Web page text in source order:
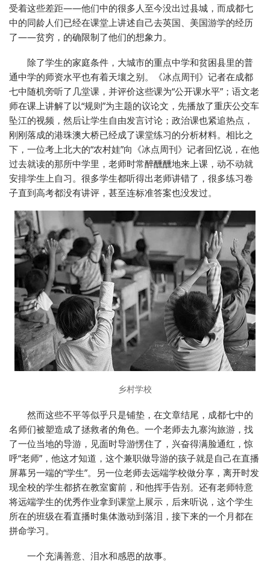
受着这些差距——他们中的很多人至今没出过县城，而成都七
中的同龄人们已经在课堂上讲述自己去英国、美国游学的经历
了——贫穷，的确限制了他们的想象力。
除了学生的家庭条件，大城市的重点中学和贫困县里的普
通中学的师资水平也有着天壤之别。《冰点周刊》记者在成都
七中随机旁听了几堂课，并评价这些课为“公开课水平”；语文老
师在课上讲解了以“规则”为主题的议论文，先播放了重庆公交车
坠江的视频，然后让学生自由发言讨论；政治课也紧追热点，
刚刚落成的港珠澳大桥已经成了课堂练习的分析材料。相比之
下，一位考上北大的“农村娃”向《冰点周刊》记者回忆说，在他
过去就读的那所中学里，老师时常醉醺醺地来上课，动不动就
安排学生上自习。很多学生都听得出老师讲错了，很多练习卷
子直到高考都没有讲评，甚至连标准答案也没发过。
乡村学校
然而这些不平等似乎只是铺垫，在文章结尾，成都七中的
名师们被塑造成了拯救者的角色。一个老师去九寨沟旅游，找
了一位当地的导游，见面时导游愣住了，兴奋得满脸通红，惊
呼“老师”，他这才知道，这个兼职做导游的孩子就是自己在直播
屏幕另一端的“学生”。另一位老师去远端学校做分享，离开时发
现全校的学生都挤在教室窗前，和他挥手告别。还有老师特意
将远端学生的优秀作业拿到课堂上展示，后来听说，这个学生
所在的班级在看直播时集体激动到落泪，接下来的一个月都在
拼命学习。
一个充满善意、泪水和感恩的故事。